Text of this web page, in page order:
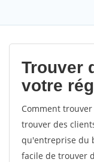
Trouver
votre
Comment
trouver des
qu'entreprise du
facile de trouver